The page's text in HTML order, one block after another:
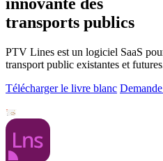
innovante des
transports publics
PTV Lines est un logiciel SaaS
transport public existantes et
Télécharger le livre blanc